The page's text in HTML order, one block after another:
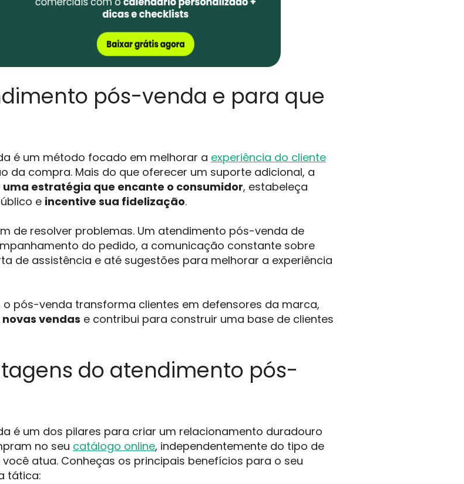
pós-venda e para que
é um método focado em melhorar a experiência do cliente
da compra. Mais do que oferecer um suporte adicional, a
uma estratégia que encante o consumidor, estabeleça
e incentive sua fidelização.
de resolver problemas. Um atendimento pós-venda de
do pedido, a comunicação constante sobre
de assistência e até sugestões para melhorar a experiência
o pós-venda transforma clientes em defensores da marca,
vendas e contribui para construir uma base de clientes
do atendimento pós-
é um dos pilares para criar um relacionamento duradouro
no seu catálogo online, independentemente do tipo de
atua. Conheças os principais benefícios para o seu
tática: